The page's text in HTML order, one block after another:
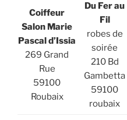
Coiffeur
Salon Marie
Pascal d’Issia
269 Grand
Rue
59100
Roubaix
Du Fer au
Fil
robes de
soirée
210 Bd
Gambetta
59100
roubaix